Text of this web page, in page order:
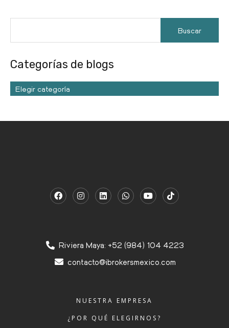
Categorías de blogs
Elegir categoría
Riviera Maya: +52 (984) 104 4223
contacto@ibrokersmexico.com
NUESTRA EMPRESA
¿POR QUÉ ELEGIRNOS?